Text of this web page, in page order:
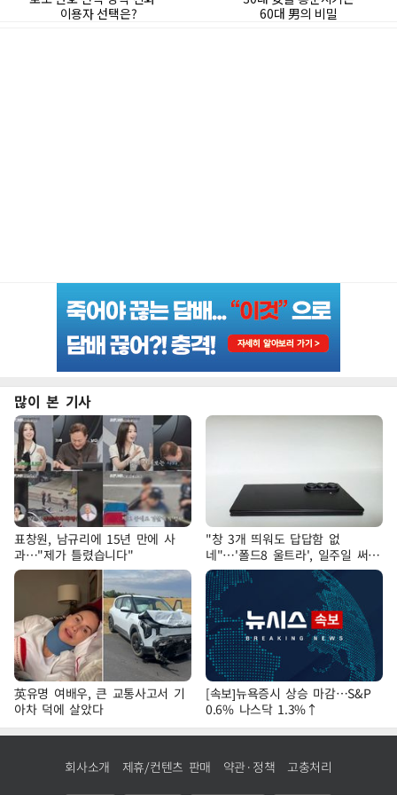
많이 본 기사
표창원, 남규리에 15년 만에 사
과…"제가 틀렸습니다"
"창 3개 띄워도 답답함 없
네"…'폴드8 울트라', 일주일 써보
니
英유명 여배우, 큰 교통사고서 기
아차 덕에 살았다
[속보]뉴욕증시 상승 마감…S&P
0.6% 나스닥 1.3%↑
회사소개 제휴/컨텐츠 판매 약관·정책 고충처리